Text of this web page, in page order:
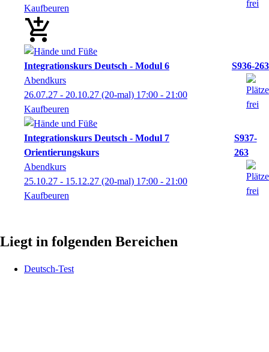
Kaufbeuren
Integrationskurs Deutsch - Modul 6
S936-263
Abendkurs
26.07.27 - 20.10.27 (20-mal) 17:00 - 21:00
Kaufbeuren
Integrationskurs Deutsch - Modul 7
Orientierungskurs
S937-
263
Abendkurs
25.10.27 - 15.12.27 (20-mal) 17:00 - 21:00
Kaufbeuren
Liegt in folgenden Bereichen
Deutsch-Test